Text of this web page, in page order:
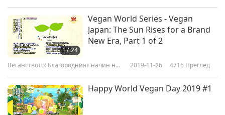
17:24
Vegan World Series - Vegan
Japan: The Sun Rises for a Brand
New Era, Part 1 of 2
Веганството: Благородният начин на
2019-11-26 4716 Преглед
Happy World Vegan Day 2019 #1